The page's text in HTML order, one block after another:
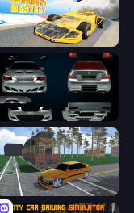
Madness Cars Destroy
Decorate My BMW M5
Obby: Car Crash Sandbox